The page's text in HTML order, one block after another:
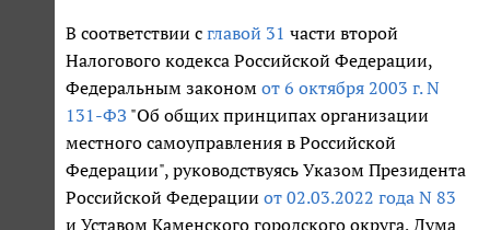
В соответствии с главой 31 части второй
Налогового кодекса Российской Федерации,
Федеральным законом от 6 октября 2003 г. N
131-ФЗ "Об общих принципах организации
местного самоуправления в Российской
Федерации", руководствуясь Указом Президента
Российской Федерации от 02.03.2022 года N 83
и Уставом Каменского городского округа, Дума